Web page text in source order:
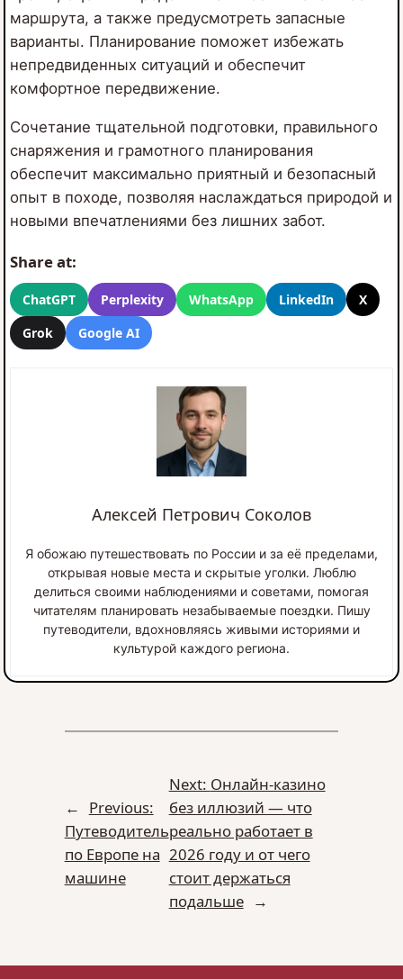
маршрута, а также предусмотреть запасные
варианты. Планирование поможет избежать
непредвиденных ситуаций и обеспечит
комфортное передвижение.
Сочетание тщательной подготовки, правильного
снаряжения и грамотного планирования
обеспечит максимально приятный и безопасный
опыт в походе, позволяя наслаждаться природой и
новыми впечатлениями без лишних забот.
Share at:
ChatGPT Perplexity WhatsApp LinkedIn
X
Grok
Google AI
Алексей Петрович Соколов
Я обожаю путешествовать по России и за её пределами,
открывая новые места и скрытые уголки. Люблю
делиться своими наблюдениями и советами, помогая
читателям планировать незабываемые поездки. Пишу
путеводители, вдохновляясь живыми историями и
культурой каждого региона.
←
Previous:
Путеводитель
по Европе на
машине
Next: Онлайн-казино
без иллюзий — что
реально работает в
2026 году и от чего
стоит держаться
подальше →